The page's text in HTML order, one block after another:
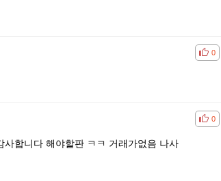
비공감
0
비공감
0
합니다 해야할판 ㅋㅋ 거래가없음 나사